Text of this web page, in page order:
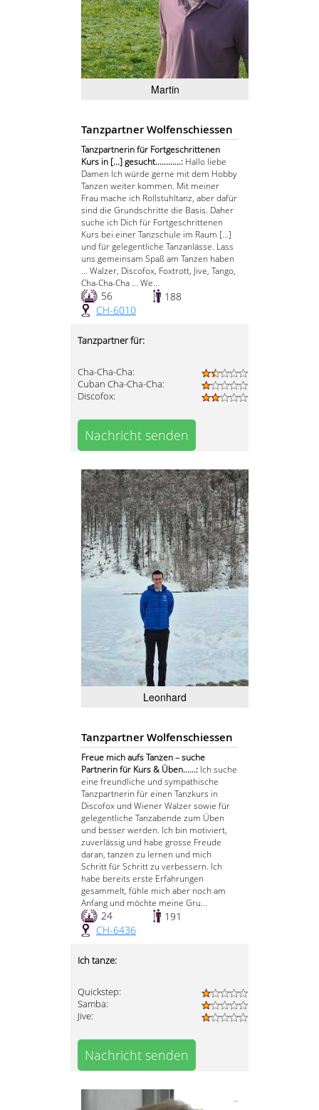
Martin
Tanzpartner Wolfenschiessen
Tanzpartnerin für Fortgeschrittenen
Kurs in [...] gesucht............: Hallo liebe
Damen Ich würde gerne mit dem Hobby
Tanzen weiter kommen. Mit meiner
Frau mache ich Rollstuhltanz, aber dafür
sind die Grundschritte die Basis. Daher
suche ich Dich für Fortgeschrittenen
Kurs bei einer Tanzschule im Raum [...]
und für gelegentliche Tanzanlässe. Lass
uns gemeinsam Spaß am Tanzen haben
... Walzer, Discofox, Foxtrott, Jive, Tango,
Cha-Cha-Cha ... We...
56
188
CH-6010
Tanzpartner für:
Cha-Cha-Cha:
Cuban Cha-Cha-Cha:
Discofox:
Nachricht senden
Leonhard
Tanzpartner Wolfenschiessen
Freue mich aufs Tanzen – suche
Partnerin für Kurs & Üben......: Ich suche
eine freundliche und sympathische
Tanzpartnerin für einen Tanzkurs in
Discofox und Wiener Walzer sowie für
gelegentliche Tanzabende zum Üben
und besser werden. Ich bin motiviert,
zuverlässig und habe grosse Freude
daran, tanzen zu lernen und mich
Schritt für Schritt zu verbessern. Ich
habe bereits erste Erfahrungen
gesammelt, fühle mich aber noch am
Anfang und möchte meine Gru...
24
191
CH-6436
Ich tanze:
Quickstep:
Samba:
Jive:
Nachricht senden